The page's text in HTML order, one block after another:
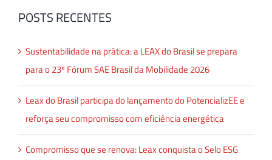
POSTS RECENTES
Sustentabilidade na prática: a LEAX do Brasil se prepara
para o 23º Fórum SAE Brasil da Mobilidade 2026
Leax do Brasil participa do lançamento do PotencializEE e
reforça seu compromisso com eficiência energética
Compromisso que se renova: Leax conquista o Selo ESG